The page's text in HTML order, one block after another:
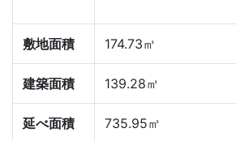
敷地面積 174.73㎡
建築面積 139.28㎡
延べ面積 735.95㎡